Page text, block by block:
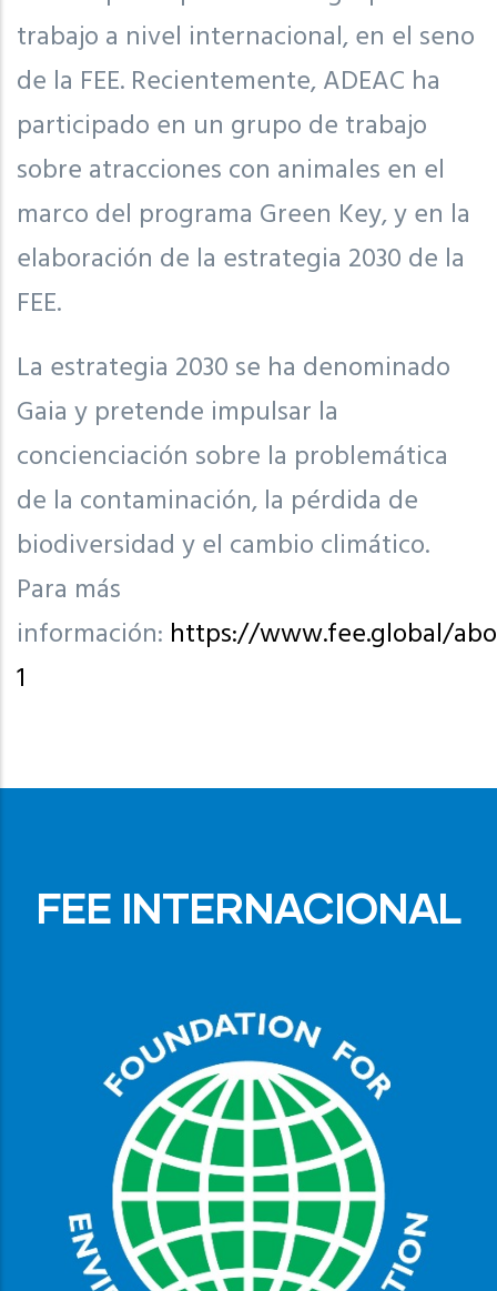
trabajo a nivel internacional, en el seno
de la FEE. Recientemente, ADEAC ha
participado en un grupo de trabajo
sobre atracciones con animales en el
marco del programa Green Key, y en la
elaboración de la estrategia 2030 de la
FEE.
La estrategia 2030 se ha denominado
Gaia y pretende impulsar la
concienciación sobre la problemática
de la contaminación, la pérdida de
biodiversidad y el cambio climático.
Para más
información: https://www.fee.global/
1
FEE INTERNACIONAL